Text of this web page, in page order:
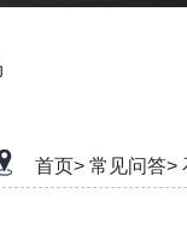
首页> 常见问答>